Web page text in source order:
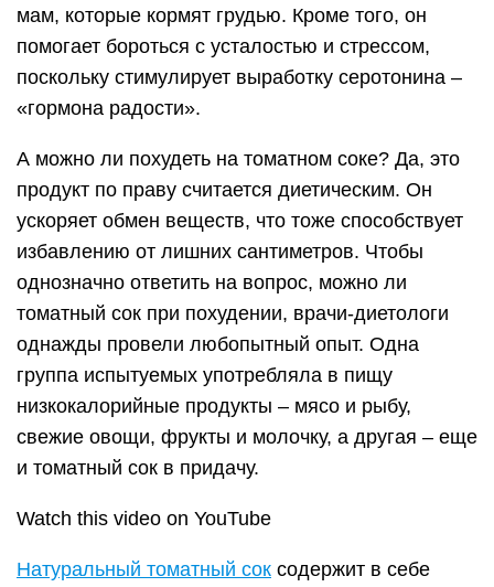
мам, которые кормят грудью. Кроме того, он
помогает бороться с усталостью и стрессом,
поскольку стимулирует выработку серотонина –
«гормона радости».
А можно ли похудеть на томатном соке? Да, это
продукт по праву считается диетическим. Он
ускоряет обмен веществ, что тоже способствует
избавлению от лишних сантиметров. Чтобы
однозначно ответить на вопрос, можно ли
томатный сок при похудении, врачи-диетологи
однажды провели любопытный опыт. Одна
группа испытуемых употребляла в пищу
низкокалорийные продукты – мясо и рыбу,
свежие овощи, фрукты и молочку, а другая – еще
и томатный сок в придачу.
Watch this video on YouTube
Натуральный томатный сок содержит в себе